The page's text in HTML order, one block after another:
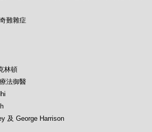
難雜症
林頓
法御醫
及 George Harrison